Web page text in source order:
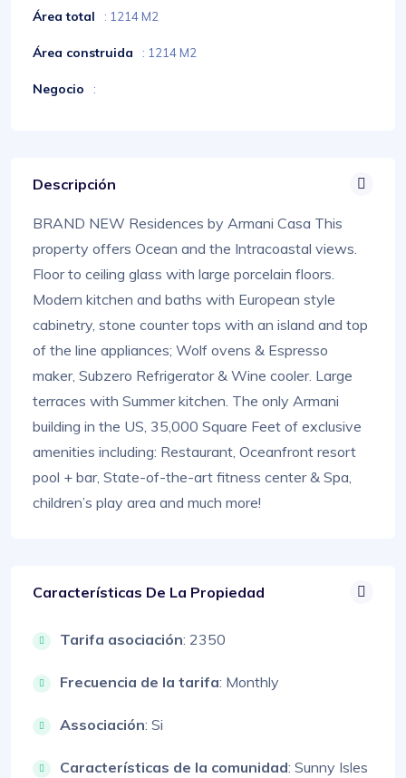
Área total : 1214 M2
Área construida : 1214 M2
Negocio :
Descripción
BRAND NEW Residences by Armani Casa This
property offers Ocean and the Intracoastal views.
Floor to ceiling glass with large porcelain floors.
Modern kitchen and baths with European style
cabinetry, stone counter tops with an island and top
of the line appliances; Wolf ovens & Espresso
maker, Subzero Refrigerator & Wine cooler. Large
terraces with Summer kitchen. The only Armani
building in the US, 35,000 Square Feet of exclusive
amenities including: Restaurant, Oceanfront resort
pool + bar, State-of-the-art fitness center & Spa,
children’s play area and much more!
Características De La Propiedad
Tarifa asociación: 2350
Frecuencia de la tarifa: Monthly
Associación: Si
Características de la comunidad: Sunny Isles